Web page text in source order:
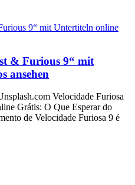
& Furious 9“ mit
ansehen
Velocidade Furiosa
Grátis: O Que Esperar do
de Velocidade Furiosa 9 é